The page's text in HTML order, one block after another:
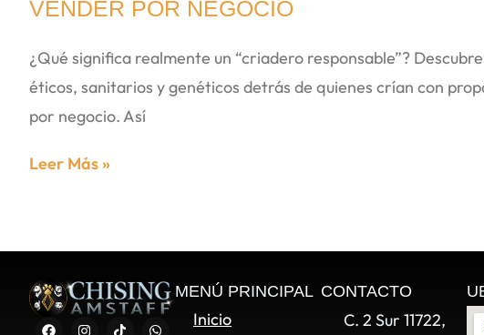
VENDER POR NEGOCIO
¿Qué significa realmente un “criadero responsable”?
éticos, sanitarios y genéticos detrás de quienes crían con
por negocio. Así
Leer Más »
MENÚ PRINCIPAL
Inicio
CONTACTO
C. 2 Sur 11722,